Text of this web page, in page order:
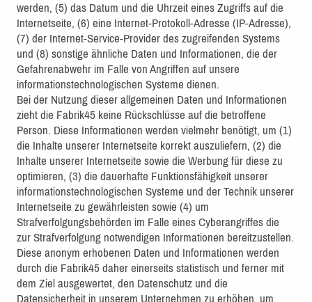
werden, (5) das Datum und die Uhrzeit eines Zugriffs auf die
Internetseite, (6) eine Internet-Protokoll-Adresse (IP-Adresse),
(7) der Internet-Service-Provider des zugreifenden Systems
und (8) sonstige ähnliche Daten und Informationen, die der
Gefahrenabwehr im Falle von Angriffen auf unsere
informationstechnologischen Systeme dienen.
Bei der Nutzung dieser allgemeinen Daten und Informationen
zieht die Fabrik45 keine Rückschlüsse auf die betroffene
Person. Diese Informationen werden vielmehr benötigt, um (1)
die Inhalte unserer Internetseite korrekt auszuliefern, (2) die
Inhalte unserer Internetseite sowie die Werbung für diese zu
optimieren, (3) die dauerhafte Funktionsfähigkeit unserer
informationstechnologischen Systeme und der Technik unserer
Internetseite zu gewährleisten sowie (4) um
Strafverfolgungsbehörden im Falle eines Cyberangriffes die
zur Strafverfolgung notwendigen Informationen bereitzustellen.
Diese anonym erhobenen Daten und Informationen werden
durch die Fabrik45 daher einerseits statistisch und ferner mit
dem Ziel ausgewertet, den Datenschutz und die
Datensicherheit in unserem Unternehmen zu erhöhen, um